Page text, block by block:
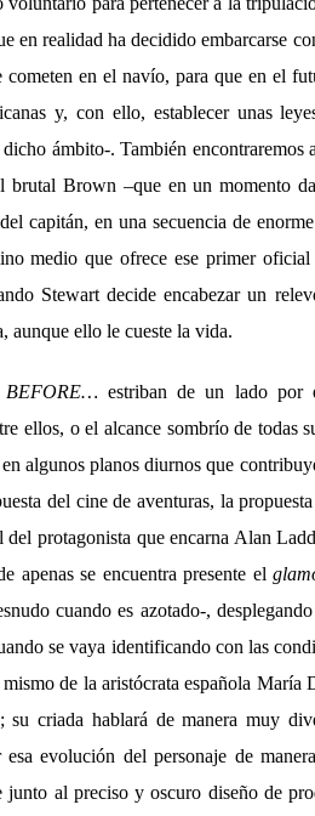
en realidad ha decidido embarcarse
cometen en el navío, para que en el
y, con ello, establecer unas
ámbito-. También
Brown –que en un momento
capitán, en una secuencia de
medio que ofrece ese primer
Stewart decide encabezar un
aunque ello le cueste la vida.
BEFORE… estriban de un lado por
ellos, o el alcance sombrío de todas
algunos planos diurnos que
del cine de aventuras, la
del protagonista que encarna Alan
apenas se encuentra presente el
cuando es azotado-,
se vaya identificando con las
de la aristócrata española María
su criada hablará de manera muy
evolución del personaje de
junto al preciso y oscuro diseño de